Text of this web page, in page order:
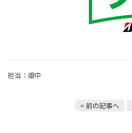
担当：畑中
< 前の記事へ